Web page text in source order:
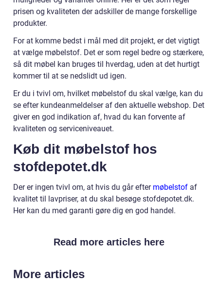
prisen og kvaliteten der adskiller de mange forskellige
produkter.
For at komme bedst i mål med dit projekt, er det vigtigt
at vælge møbelstof. Det er som regel bedre og stærkere,
så dit møbel kan bruges til hverdag, uden at det hurtigt
kommer til at se nedslidt ud igen.
Er du i tvivl om, hvilket møbelstof du skal vælge, kan du
se efter kundeanmeldelser af den aktuelle webshop. Det
giver en god indikation af, hvad du kan forvente af
kvaliteten og serviceniveauet.
Køb dit møbelstof hos
stofdepotet.dk
Der er ingen tvivl om, at hvis du går efter møbelstof af
kvalitet til lavpriser, at du skal besøge stofdepotet.dk.
Her kan du med garanti gøre dig en god handel.
Read more articles here
More articles